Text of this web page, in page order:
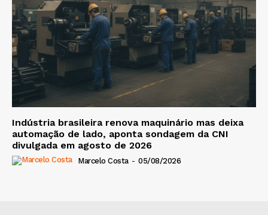
Indústria brasileira renova maquinário mas deixa
automação de lado, aponta sondagem da CNI
divulgada em agosto de 2026
Marcelo Costa - 05/08/2026